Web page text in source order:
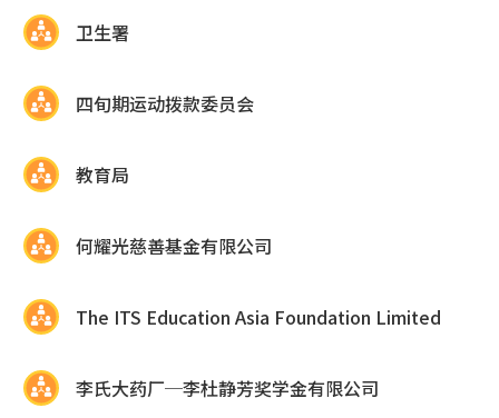
卫生署
四旬期运动拨款委员会
教育局
何耀光慈善基金有限公司
The ITS Education Asia Foundation Limited
李氏大药厂─李杜静芳奖学金有限公司